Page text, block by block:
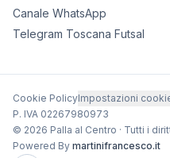
Canale WhatsApp
Telegram Toscana Futsal
Cookie PolicyImpostazioni
P. IVA 02267980973
© 2026 Palla al Centro · Tutti i
Powered By martinifrancesco.it